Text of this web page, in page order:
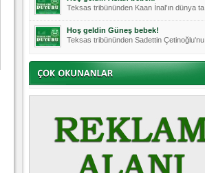
Teksas tribününden Kaan İnal'ın dünya ta
Hoş geldin Güneş bebek!
Teksas tribününden Sadettin Çetinoğlu'nu
Mutluluklar Ceyhun Tetik
Teksas tribünlerinin sevilen isimlerinde
Bursasporumuzun önü açılsın is
Hoş geldin Alaz Bebek!
Teksas.org sistem yöneticisi, ekibimizin
Hoş geldin Göktuğ Bebek!
Teksas.org ekibimizden ve tribünlerimizi